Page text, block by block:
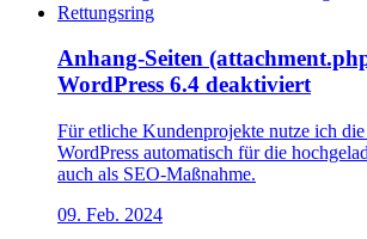
Anhang-Seiten
WordPress 6.4 deaktiviert
Für etliche Kundenprojekte nutze ich
WordPress automatisch für die
auch als SEO-Maßnahme.
09. Feb. 2024